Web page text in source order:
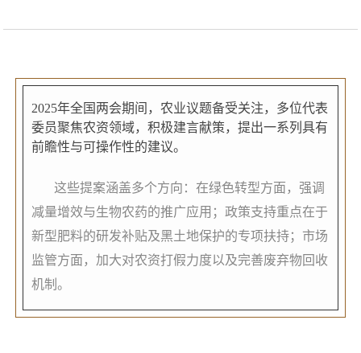
2025年全国两会期间，农业议题备受关注，多位代表
委员聚焦农资领域，积极建言献策，提出一系列具有
前瞻性与可操作性的建议。
这些提案涵盖多个方向：在绿色转型方面，强调
减量增效与生物农药的推广应用；政策支持重点在于
新型肥料的研发补贴及黑土地保护的专项扶持；市场
监管方面，加大对农资打假力度以及完善废弃物回收
机制。